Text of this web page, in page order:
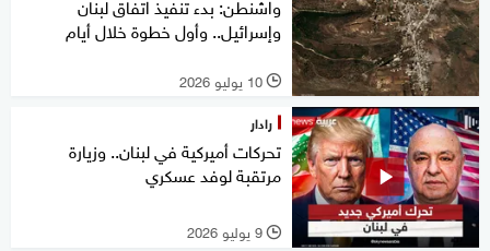
وإسرائيل.. وأول خطوة خلال أيام
l 10 يوليو 2026
رادار
تحركات أميركية في لبنان.. وزيارة
مرتقبة لوفد عسكري
l 9 يوليو 2026